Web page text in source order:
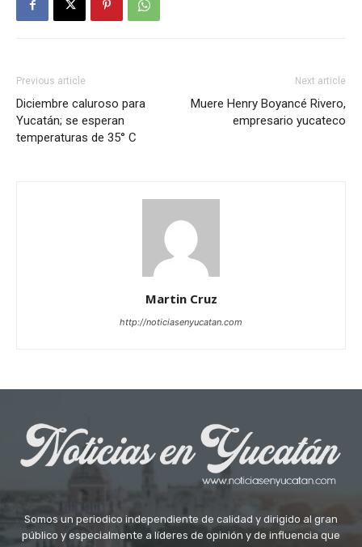
Previous article
Diciembre caluroso para
Yucatán; se esperan
temperaturas de 35° C
Next article
Muere Henry Boyancé Rivero,
empresario yucateco
Martin Cruz
http://noticiasenyucatan.com
Somos un periodico independiente de calidad y dirigido al gran
público y especialmente a líderes de opinión y de influencia que